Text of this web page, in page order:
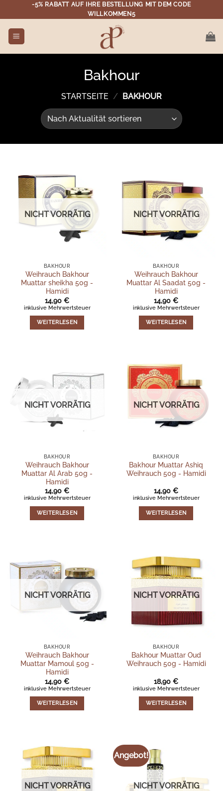
Inhalt
springen
-5% RABATT AUF IHRE BESTELLUNG MIT DEM CODE
WILLKOMMEN5
Bakhour
STARTSEITE / BAKHOUR
NICHT VORRÄTIG
BAKHOUR
Weihrauch Bakhour
Muattar sheikha 50g -
Hamidi
14,90 €
inklusive Mehrwertsteuer
WEITERLESEN
NICHT VORRÄTIG
BAKHOUR
Weihrauch Bakhour
Muattar Al Saadat 50g -
Hamidi
14,90 €
inklusive Mehrwertsteuer
WEITERLESEN
NICHT VORRÄTIG
BAKHOUR
Weihrauch Bakhour
Muattar Al Arab 50g -
Hamidi
14,90 €
inklusive Mehrwertsteuer
WEITERLESEN
NICHT VORRÄTIG
BAKHOUR
Bakhour Muattar Ashiq
Weihrauch 50g - Hamidi
14,90 €
inklusive Mehrwertsteuer
WEITERLESEN
NICHT VORRÄTIG
BAKHOUR
Weihrauch Bakhour
Muattar Mamoul 50g -
Hamidi
14,90 €
inklusive Mehrwertsteuer
WEITERLESEN
NICHT VORRÄTIG
BAKHOUR
Bakhour Muattar Oud
Weihrauch 50g - Hamidi
18,90 €
inklusive Mehrwertsteuer
WEITERLESEN
NICHT VORRÄTIG
Angebot!
NICHT VORRÄTIG